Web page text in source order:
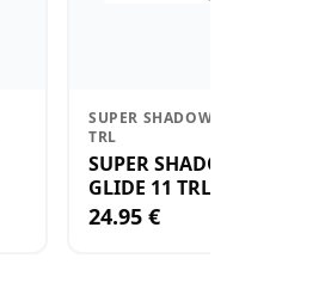
SUPER SHADOW RAP GLIDE 11
TRL
SUPER SHADOW RAP
GLIDE 11 TRL
24.95 €